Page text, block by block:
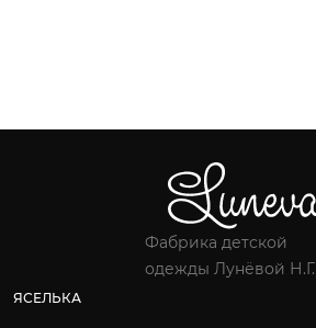
Фабрика детской
одежды Лунёвой Н.Г.
ЯСЕЛЬКА